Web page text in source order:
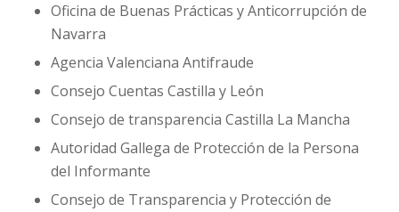
Oficina de Buenas Prácticas y Anticorrupción de
Navarra
Agencia Valenciana Antifraude
Consejo Cuentas Castilla y León
Consejo de transparencia Castilla La Mancha
Autoridad Gallega de Protección de la Persona
del Informante
Consejo de Transparencia y Protección de